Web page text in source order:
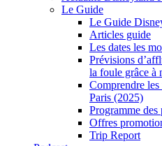
Le Guide
Le Guide
Articles guide
Les dates les
Prévisions
la foule grâce à
Comprendre
Paris (2025)
Programme des
Offres
Trip Report